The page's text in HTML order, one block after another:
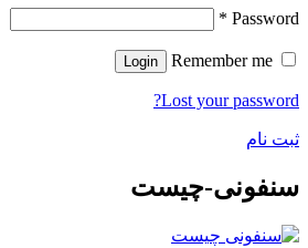
Password
*
Remember me
Login
Lost your password?
ثبت نام
سنفونی-چیست